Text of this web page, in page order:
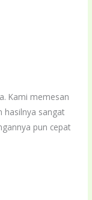
Kami memesan
hasilnya sangat
pun cepat